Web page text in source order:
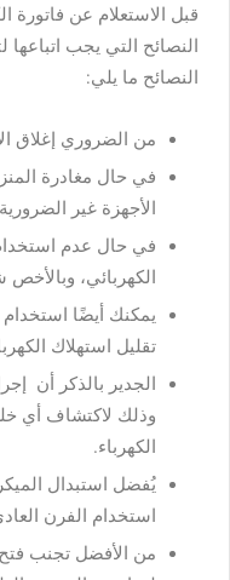
قبل الاستعلام عن فاتورة
النصائح التي يجب
النصائح ما يلي:
من الضروري إغلاق
في حال مغادرة
الأجهزة غير
في حال عدم
الكهربائي،
يمكنك أيضًا استخدام
تقليل استهلاك
الجدير بالذكر أن
وذلك لاكتشاف أي
الكهرباء.
يُفضل استبدال
استخدام الفرن
من الأفضل تجنب